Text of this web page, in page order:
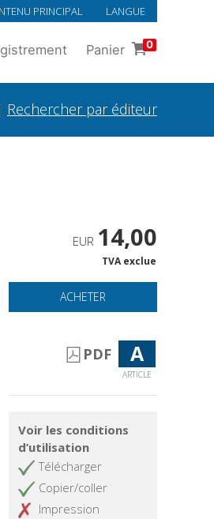
PRINCIPAL LANGUE
Panier 0
Rechercher par éditeur
EUR 14,00
TVA exclue
ACHETER
PDF A
ARTICLE
Voir les conditions
d’utilisation
Télécharger
Copier/coller
Impression